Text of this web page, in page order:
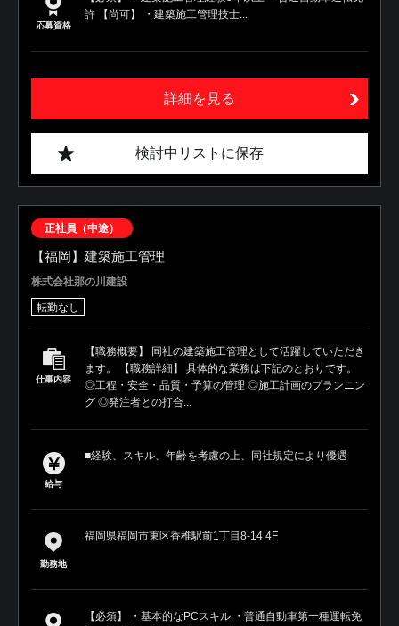
応募資格
許 【尚可】 ・建築施工管理技士...
詳細を見る
検討中リストに保存
正社員（中途）
【福岡】建築施工管理
株式会社那の川建設
転勤なし
仕事内容
【職務概要】 同社の建築施工管理として活躍していただき
ます。 【職務詳細】 具体的な業務は下記のとおりです。
◎工程・安全・品質・予算の管理 ◎施工計画のプランニン
グ ◎発注者との打合...
給与
■経験、スキル、年齢を考慮の上、同社規定により優遇
勤務地
福岡県福岡市東区香椎駅前1丁目8-14 4F
【必須】 ・基本的なPCスキル ・普通自動車第一種運転免